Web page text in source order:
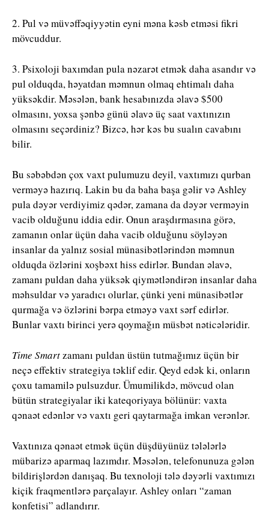
2. Pul və müvəffəqiyyətin eyni məna kəsb etməsi fikri
mövcuddur.
3. Psixoloji baxımdan pula nəzarət etmək daha asandır və
pul olduqda, həyatdan məmnun olmaq ehtimalı daha
yüksəkdir. Məsələn, bank hesabınızda əlavə $500
olmasını, yoxsa şənbə günü əlavə üç saat vaxtınızın
olmasını seçərdiniz? Bizcə, hər kəs bu sualın cavabını
bilir.
Bu səbəbdən çox vaxt pulumuzu deyil, vaxtımızı qurban
verməyə hazırıq. Lakin bu da baha başa gəlir və Ashley
pula dəyər verdiyimiz qədər, zamana da dəyər verməyin
vacib olduğunu iddia edir. Onun araşdırmasına görə,
zamanın onlar üçün daha vacib olduğunu söyləyən
insanlar da yalnız sosial münasibətlərindən məmnun
olduqda özlərini xoşbəxt hiss edirlər. Bundan əlavə,
zamanı puldan daha yüksək qiymətləndirən insanlar daha
məhsuldar və yaradıcı olurlar, çünki yeni münasibətlər
qurmağa və özlərini bərpa etməyə vaxt sərf edirlər.
Bunlar vaxtı birinci yerə qoymağın müsbət nəticələridir.
Time Smartzamanı puldan üstün tutmağımız üçün bir
neçə effektiv strategiya təklif edir. Qeyd edək ki, onların
çoxu tamamilə pulsuzdur. Ümumilikdə, mövcud olan
bütün strategiyalar iki kateqoriyaya bölünür: vaxta
qənaət edənlər və vaxtı geri qaytarmağa imkan verənlər.
Vaxtınıza qənaət etmək üçün düşdüyünüz tələlərlə
mübarizə aparmaq lazımdır. Məsələn, telefonunuza gələn
bildirişlərdən danışaq. Bu texnoloji tələ dəyərli vaxtımızı
kiçik fraqmentlərə parçalayır. Ashley onları “zaman
konfetisi” adlandırır.